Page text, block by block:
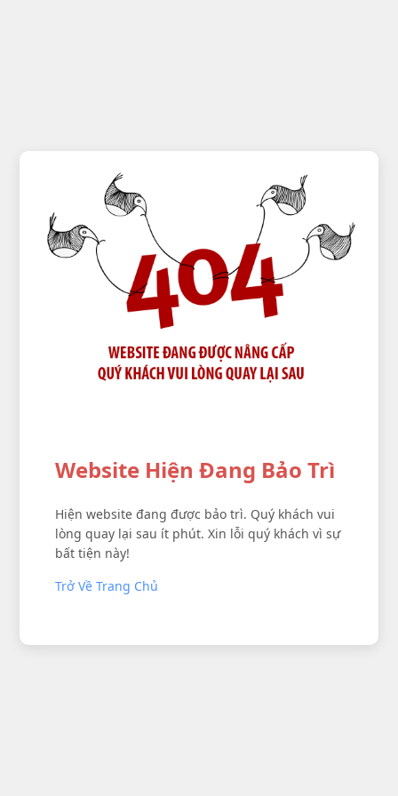
Website Hiện Đang Bảo Trì
Hiện website đang được bảo trì. Quý khách vui
lòng quay lại sau ít phút. Xin lỗi quý khách vì sự
bất tiện này!
Trở Về Trang Chủ